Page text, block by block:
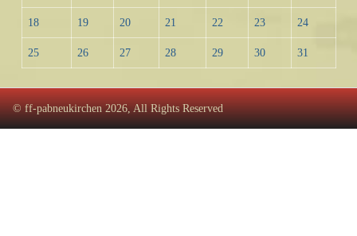
18 19 20 21 22 23 24
25 26 27 28 29 30 31
© ff-pabneukirchen 2026, All Rights Reserved